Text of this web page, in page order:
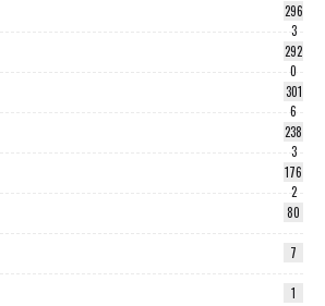
296
3
292
0
301
6
238
3
176
2
80
7
1